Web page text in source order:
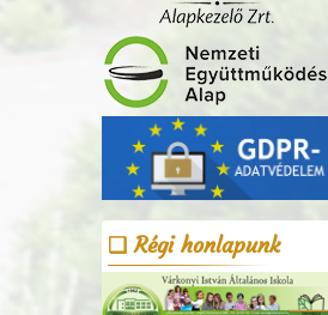
Régi honlapunk